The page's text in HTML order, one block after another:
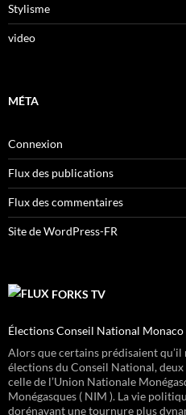
Stylisme
video
MÉTA
Connexion
Flux des publications
Flux des commentaires
Site de WordPress-FR
FORKS TV
Élections Conseil National
Alors que certains prédisaient qu’il
élections du Conseil National,
celle de l’Union Nationale
Monégasques ( NIM ). La vie
dorénavant une tournure plus